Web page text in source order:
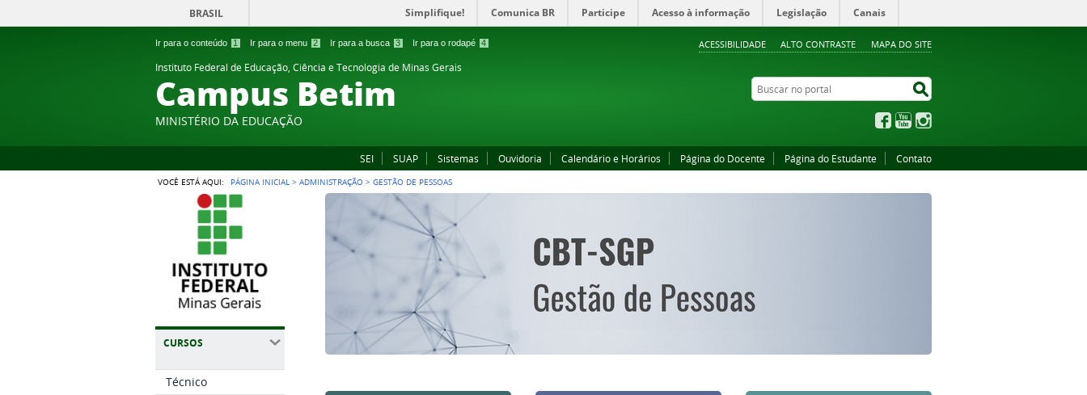
Ir para o conteúdo 1 Ir para o menu 2 Ir para a busca 3 Ir para o rodapé 4 ACESSIBILIDADE ALTO CONTRASTE MAPA DO SITE
BRASIL Simplifique! Comunica BR Participe Acesso à informação Legislação Canais
Instituto Federal de Educação, Ciência e Tecnologia de Minas Gerais
Campus Betim
MINISTÉRIO DA EDUCAÇÃO
Buscar no portal
FacebookYouTube
SEI SUAP Sistemas Ouvidoria Calendário e Horários Página do Docente Página do Estudante Contato
VOCÊ ESTÁ AQUI: PÁGINA INICIAL >ADMINISTRAÇÃO >GESTÃO DE PESSOAS
CURSOS
Técnico